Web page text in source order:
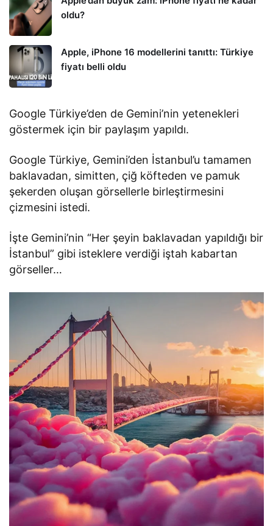
oldu?
Apple, iPhone 16 modellerini tanıttı: Türkiye
fiyatı belli oldu
Google Türkiye’den de Gemini’nin yetenekleri
göstermek için bir paylaşım yapıldı.
Google Türkiye, Gemini’den İstanbul’u tamamen
baklavadan, simitten, çiğ köfteden ve pamuk
şekerden oluşan görsellerle birleştirmesini
çizmesini istedi.
İşte Gemini’nin “Her şeyin baklavadan yapıldığı bir
İstanbul” gibi isteklere verdiği iştah kabartan
görseller…